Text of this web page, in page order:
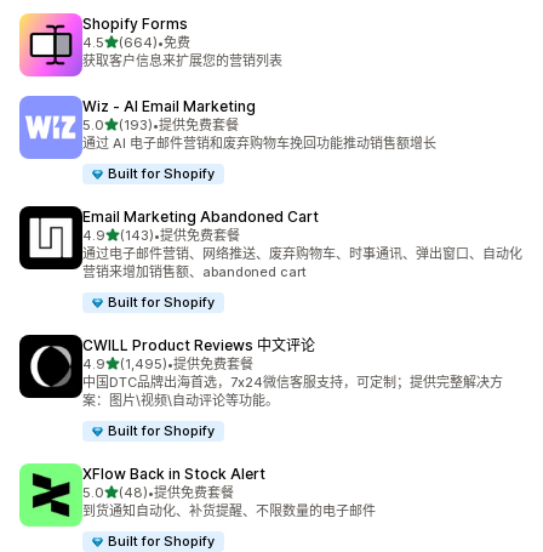
Shopify Forms
4.5星（满分 5 星）
(664)
总共 664 条评论
•免费
获取客户信息来扩展您的营销列表
Wiz ‑ AI Email Marketing
5.0星（满分 5 星）
(193)
总共 193 条评论
•提供免费套餐
通过 AI 电子邮件营销和废弃购物车挽回功能推动销售额增长
Built for Shopify
Email Marketing Abandoned Cart
4.9星（满分 5 星）
(143)
总共 143 条评论
•提供免费套餐
通过电子邮件营销、网络推送、废弃购物车、时事通讯、弹出窗口、自动化
营销来增加销售额、abandoned cart
Built for Shopify
CWILL Product Reviews 中文评论
4.9星（满分 5 星）
(1,495)
总共 1495 条评论
•提供免费套餐
中国DTC品牌出海首选，7x24微信客服支持，可定制；提供完整解决方
案：图片\视频\自动评论等功能。
Built for Shopify
XFlow Back in Stock Alert
5.0星（满分 5 星）
(48)
总共 48 条评论
•提供免费套餐
到货通知自动化、补货提醒、不限数量的电子邮件
Built for Shopify